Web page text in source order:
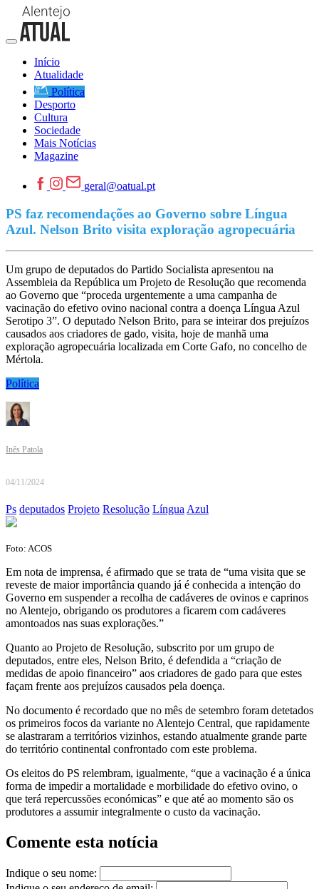
Início
Atualidade
Política
Desporto
Cultura
Sociedade
Mais Notícias
Magazine
geral@oatual.pt
PS faz recomendações ao Governo sobre Língua
Azul. Nelson Brito visita exploração agropecuária
Um grupo de deputados do Partido Socialista apresentou na
Assembleia da República um Projeto de Resolução que recomenda
ao Governo que “proceda urgentemente a uma campanha de
vacinação do efetivo ovino nacional contra a doença Língua Azul
Serotipo 3”. O deputado Nelson Brito, para se inteirar dos prejuízos
causados aos criadores de gado, visita, hoje de manhã uma
exploração agropecuária localizada em Corte Gafo, no concelho de
Mértola.
Política
Inês Patola
04/11/2024
Ps deputados Projeto Resolução LínguaAzul
Foto: ACOS
Em nota de imprensa, é afirmado que se trata de “uma visita que se
reveste de maior importância quando já é conhecida a intenção do
Governo em suspender a recolha de cadáveres de ovinos e caprinos
no Alentejo, obrigando os produtores a ficarem com cadáveres
amontoados nas suas explorações.”
Quanto ao Projeto de Resolução, subscrito por um grupo de
deputados, entre eles, Nelson Brito, é defendida a “criação de
medidas de apoio financeiro” aos criadores de gado para que estes
façam frente aos prejuízos causados pela doença.
No documento é recordado que no mês de setembro foram detetados
os primeiros focos da variante no Alentejo Central, que rapidamente
se alastraram a territórios vizinhos, estando atualmente grande parte
do território continental confrontado com este problema.
Os eleitos do PS relembram, igualmente, “que a vacinação é a única
forma de impedir a mortalidade e morbilidade do efetivo ovino, o
que terá repercussões económicas” e que até ao momento são os
produtores a assumir integralmente o custo da vacinação.
Comente esta notícia
Indique o seu nome: